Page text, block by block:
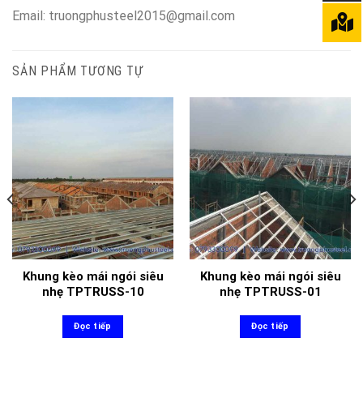
Email: truongphusteel2015@gmail.com
SẢN PHẨM TƯƠNG TỰ
Khung kèo mái ngói siêu
nhẹ TPTRUSS-10
Đọc tiếp
Khung kèo mái ngói siêu
nhẹ TPTRUSS-01
Đọc tiếp